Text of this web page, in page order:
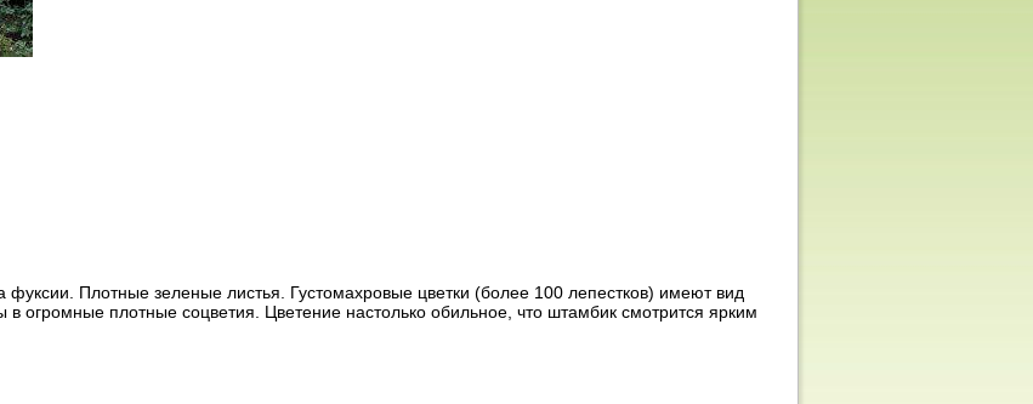
фуксии. Плотные зеленые листья. Густомахровые цветки (более 100 лепестков) имеют вид
в огромные плотные соцветия. Цветение настолько обильное, что штамбик смотрится ярким